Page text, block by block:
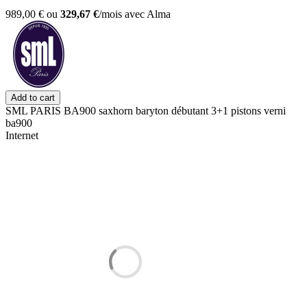
989,00 € ou 329,67 €/mois avec Alma
Add to cart
SML PARIS BA900 saxhorn baryton débutant 3+1 pistons verni
ba900
Internet